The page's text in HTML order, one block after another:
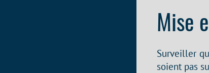
Mise
Surveiller
soient pas